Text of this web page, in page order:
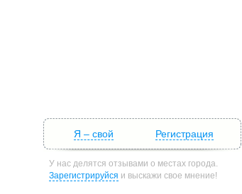
Я – свой Регистрация
У нас делятся отзывами о местах города.
Зарегистрируйся и выскажи свое мнение!